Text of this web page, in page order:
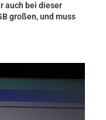
auch bei dieser
großen, und muss